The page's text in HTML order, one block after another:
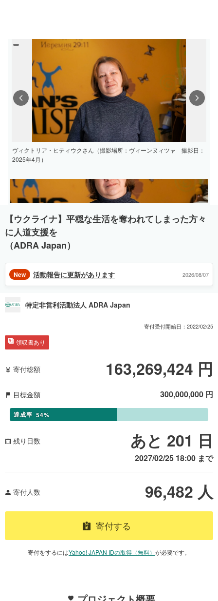
ヴィクトリア・ヒティウクさん（撮影場所：ヴィーンヌィツャ 撮影日：
2025年4月）
Previous
【ウクライナ】平穏な生活を奪われてしまった方々
に人道支援を
（ADRA Japan）
New 活動報告に更新があります 2026/08/07
特定非営利活動法人 ADRA Japan
寄付受付開始日： 2022/02/25
領収書あり
寄付総額 163,269,424 円
目標金額 300,000,000 円
達成率 54%
残り日数 あと 201 日
2027/02/25 18:00 まで
寄付人数 96,482 人
寄付する
寄付をするにはYahoo! JAPAN IDの取得（無料） が必要です。